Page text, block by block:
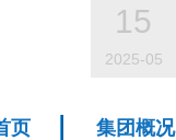
15
2025-05
页 集团概况